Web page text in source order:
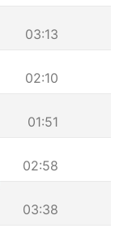
03:13
02:10
01:51
02:58
03:38